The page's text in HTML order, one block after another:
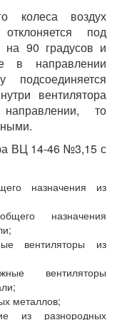
колеса воздух
под
на 90 градусов и
в направлении
вентилятора
то
ВЦ 14-46 №3,15 с
назначения из
назначения
вентиляторы из
вентиляторы
металлов;
из разнородных